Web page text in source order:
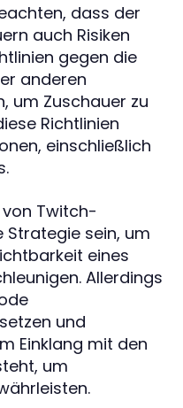
dass der
auch Risiken
gegen die
anderen
um Zuschauer zu
Richtlinien
einschließlich
Twitch-
Strategie sein, um
eines
Allerdings
und
Einklang mit den
um